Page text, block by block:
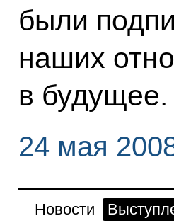
были
наших
в будущее.
24 мая
Новости